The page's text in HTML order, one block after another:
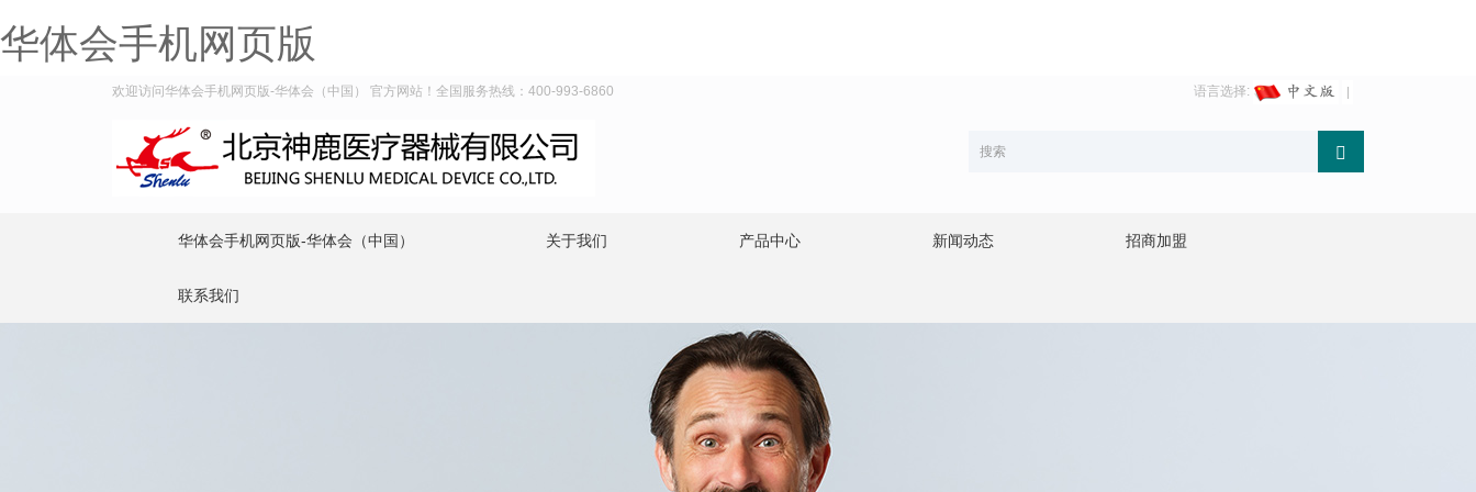
华体会手机网页版
欢迎访问华体会手机网页版-华体会（中国） 官方网站！全国服务热线：400-993-6860 语言选择:
华体会手机网页版-华体会（中国） 关于我们 产品中心 新闻动态 招商加盟
联系我们